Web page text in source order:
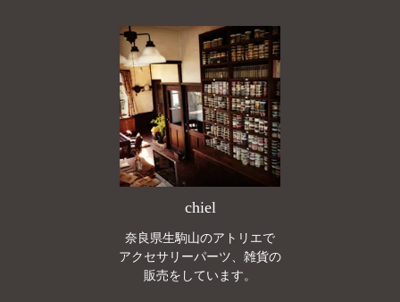
chiel
奈良県生駒山のアトリエで
アクセサリーパーツ、雑貨の
販売をしています。